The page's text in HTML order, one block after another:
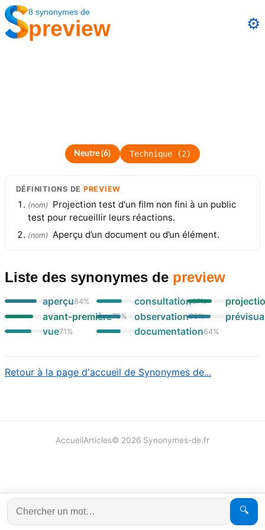
8synonymes de
preview ⚙️
Neutre (6) Technique(2)
DÉFINITIONS DE PREVIEW
(nom) Projection test d'un film non fini à un public
test pour recueillir leurs réactions.
(nom) Aperçu d’un document ou d’un élément.
Liste des synonymes de preview
aperçu84%
avant-première75%
vue71 %
consultation67%
observation65%
documentation64%
Retour à la page d'accueil de Synonymes de...
🔍
AccueilArticles© 2026 Synonymes-de.fr